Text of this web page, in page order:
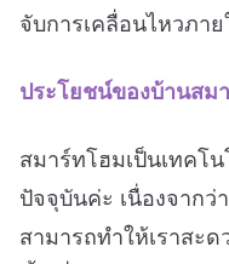
จับการเคลื่อนไหวภา
ประโยชน์ของบ้านสม
สมาร์ทโฮมเป็นเทคโ
ปัจจุบันค่ะ เนื่องจากว่
สามารถทำให้เราสะ